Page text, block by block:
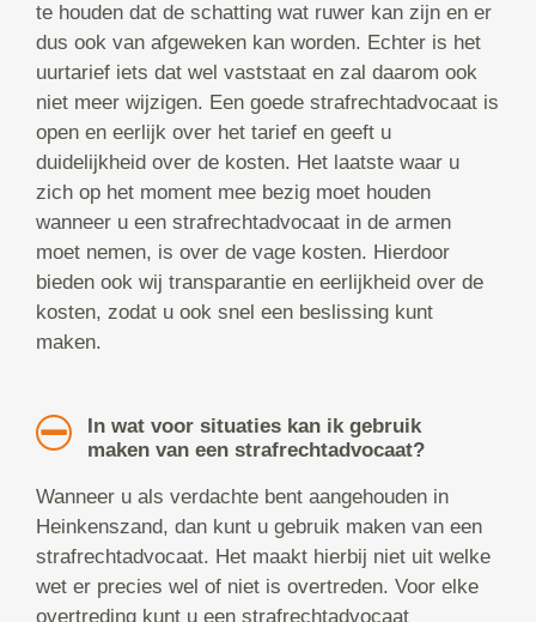
te houden dat de schatting wat ruwer kan zijn en er
dus ook van afgeweken kan worden. Echter is het
uurtarief iets dat wel vaststaat en zal daarom ook
niet meer wijzigen. Een goede strafrechtadvocaat is
open en eerlijk over het tarief en geeft u
duidelijkheid over de kosten. Het laatste waar u
zich op het moment mee bezig moet houden
wanneer u een strafrechtadvocaat in de armen
moet nemen, is over de vage kosten. Hierdoor
bieden ook wij transparantie en eerlijkheid over de
kosten, zodat u ook snel een beslissing kunt
maken.
In wat voor situaties kan ik gebruik
maken van een strafrechtadvocaat?
Wanneer u als verdachte bent aangehouden in
Heinkenszand, dan kunt u gebruik maken van een
strafrechtadvocaat. Het maakt hierbij niet uit welke
wet er precies wel of niet is overtreden. Voor elke
overtreding kunt u een strafrechtadvocaat